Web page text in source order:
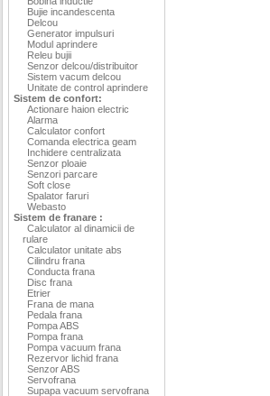
Bujie incandescenta
Delcou
Generator impulsuri
Modul aprindere
Releu bujii
Senzor delcou/distribuitor
Sistem vacum delcou
Unitate de control aprindere
Sistem de confort:
Actionare haion electric
Alarma
Calculator confort
Comanda electrica geam
Inchidere centralizata
Senzor ploaie
Senzori parcare
Soft close
Spalator faruri
Webasto
Sistem de franare :
Calculator al dinamicii de
rulare
Calculator unitate abs
Cilindru frana
Conducta frana
Disc frana
Etrier
Frana de mana
Pedala frana
Pompa ABS
Pompa frana
Pompa vacuum frana
Rezervor lichid frana
Senzor ABS
Servofrana
Supapa vacuum servofrana